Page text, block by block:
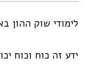
לימודי שוק ההון
ידע זה כוח וכוח